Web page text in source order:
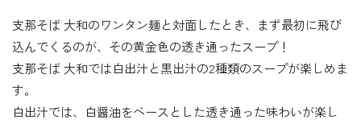
支那そば 大和のワンタン麺と対面したとき、まず最初に飛び
込んでくるのが、その黄金色の透き通ったスープ！
支那そば 大和では白出汁と黒出汁の2種類のスープが楽しめま
す。
白出汁では、白醤油をベースとした透き通った味わいが楽し